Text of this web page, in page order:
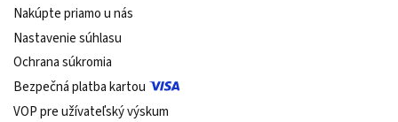
Nakúpte priamo u nás
Nastavenie súhlasu
Ochrana súkromia
Bezpečná platba kartou
VOP pre užívateľský výskum